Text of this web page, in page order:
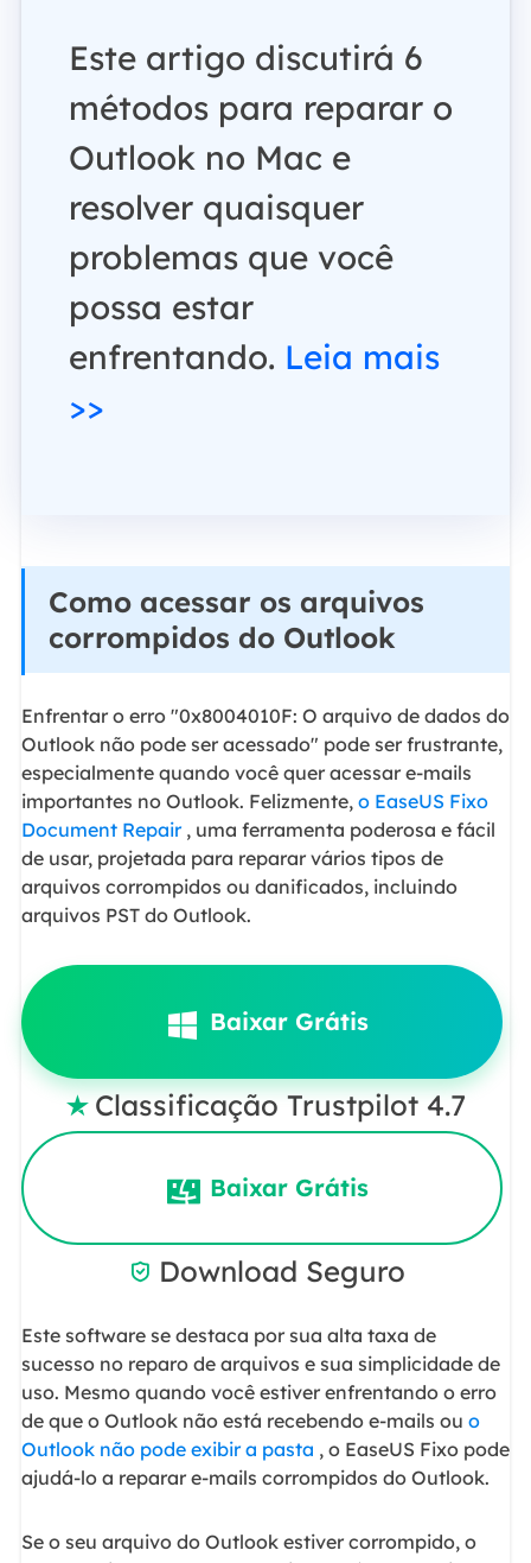
Este artigo discutirá 6
métodos para reparar o
Outlook no Mac e
resolver quaisquer
problemas que você
possa estar
enfrentando. Leia mais
>>
Como acessar os arquivos
corrompidos do Outlook
Enfrentar o erro "0x8004010F: O arquivo de dados do
Outlook não pode ser acessado" pode ser frustrante,
especialmente quando você quer acessar e-mails
importantes no Outlook. Felizmente, o EaseUS Fixo
Document Repair, uma ferramenta poderosa e fácil
de usar, projetada para reparar vários tipos de
arquivos corrompidos ou danificados, incluindo
arquivos PST do Outlook.
Baixar Grátis
 Classificação Trustpilot 4.7
Baixar Grátis
 Download Seguro
Este software se destaca por sua alta taxa de
sucesso no reparo de arquivos e sua simplicidade de
uso. Mesmo quando você estiver enfrentando o erro
de que o Outlook não está recebendo e-mails ou o
Outlook não pode exibir a pasta , o EaseUS Fixo pode
ajudá-lo a reparar e-mails corrompidos do Outlook.
Se o seu arquivo do Outlook estiver corrompido, o